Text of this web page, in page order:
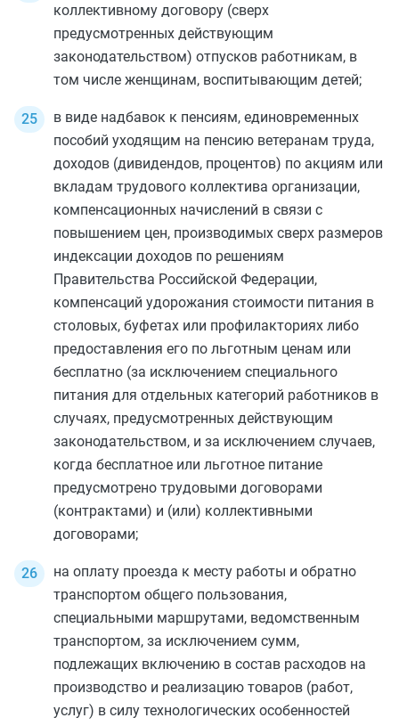
коллективному договору (сверх
предусмотренных действующим
законодательством) отпусков работникам, в
том числе женщинам, воспитывающим детей;
в виде надбавок к пенсиям, единовременных
пособий уходящим на пенсию ветеранам труда,
доходов (дивидендов, процентов) по акциям или
вкладам трудового коллектива организации,
компенсационных начислений в связи с
повышением цен, производимых сверх размеров
индексации доходов по решениям
Правительства Российской Федерации,
компенсаций удорожания стоимости питания в
столовых, буфетах или профилакториях либо
предоставления его по льготным ценам или
бесплатно (за исключением специального
питания для отдельных категорий работников в
случаях, предусмотренных действующим
законодательством, и за исключением случаев,
когда бесплатное или льготное питание
предусмотрено трудовыми договорами
(контрактами) и (или) коллективными
договорами;
на оплату проезда к месту работы и обратно
транспортом общего пользования,
специальными маршрутами, ведомственным
транспортом, за исключением сумм,
подлежащих включению в состав расходов на
производство и реализацию товаров (работ,
услуг) в силу технологических особенностей